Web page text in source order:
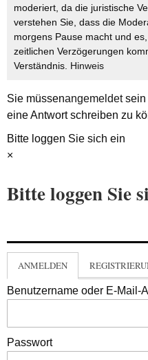
moderiert, da die juristische
verstehen Sie, dass die
morgens Pause macht und
zeitlichen Verzögerungen
Verständnis. Hinweis
Sie müssenangemeldetsein
eine Antwort schreiben zu
Bitte loggen Sie sich ein
×
Bitte loggen Sie
ANMELDEN
Benutzername oder E-Mail-
Passwort